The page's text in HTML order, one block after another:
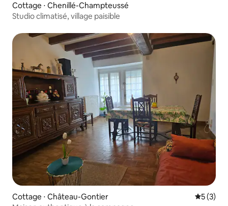
Cottage ⋅ Chenillé-Champteussé
Studio climatisé, village paisible
Cottage ⋅ Château-Gontier
5 (3)